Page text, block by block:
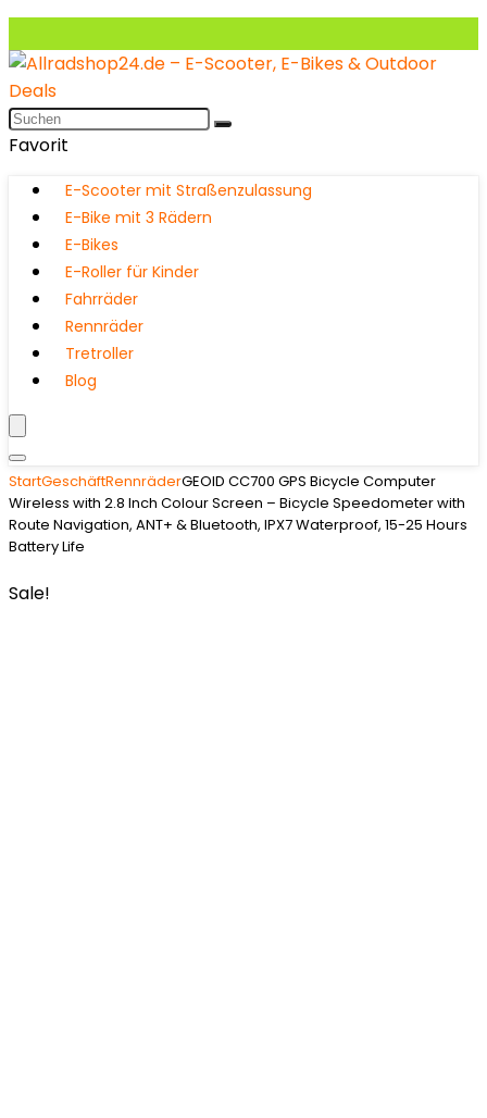
Favorit
E-Scooter mit Straßenzulassung
E-Bike mit 3 Rädern
E-Bikes
E-Roller für Kinder
Fahrräder
Rennräder
Tretroller
Blog
StartGeschäftRennräderGEOID CC700 GPS Bicycle Computer
Wireless with 2.8 Inch Colour Screen – Bicycle Speedometer with
Route Navigation, ANT+ & Bluetooth, IPX7 Waterproof, 15-25 Hours
Battery Life
Sale!